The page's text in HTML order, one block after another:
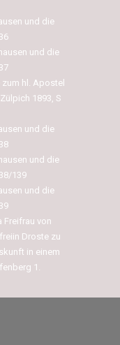
und die
und die
zum hl. Apostel
1893, S
und die
und die
139
und die
Freifrau von
Droste zu
in einem
1.